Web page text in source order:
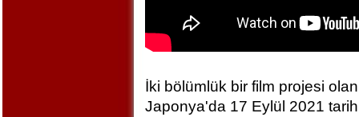
İki bölümlük bir film projesi
Japonya'da 17 Eylül 2021